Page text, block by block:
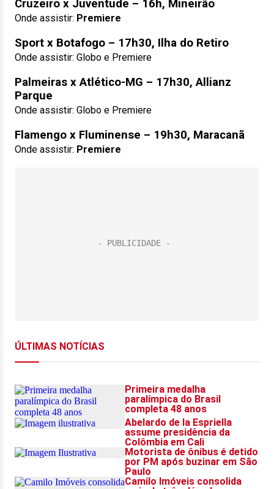
Cruzeiro x Juventude – 16h, Mineirão
Onde assistir: Premiere
Sport x Botafogo – 17h30, Ilha do Retiro
Onde assistir: Globo e Premiere
Palmeiras x Atlético-MG – 17h30, Allianz
Parque
Onde assistir: Globo e Premiere
Flamengo x Fluminense – 19h30, Maracanã
Onde assistir: Premiere